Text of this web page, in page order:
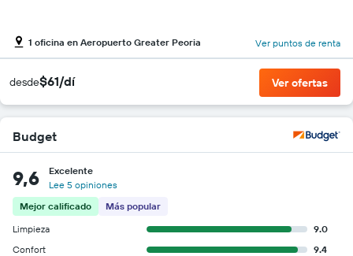
1 oficina en Aeropuerto Greater Peoria Ver puntos de renta
desde$61/dí Ver ofertas
Budget
9,6
Excelente
Lee 5 opiniones
Mejor calificado
Más popular
Limpieza
9.0
Confort
9.4